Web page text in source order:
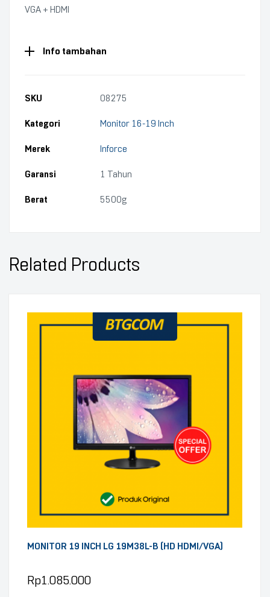
VGA + HDMI
Info tambahan
SKU 08275
Kategori Monitor 16-19 Inch
Merek Inforce
Garansi 1 Tahun
Berat 5500g
Related Products
MONITOR 19 INCH LG 19M38L-B (HD HDMI/VGA)
Rp1.085.000